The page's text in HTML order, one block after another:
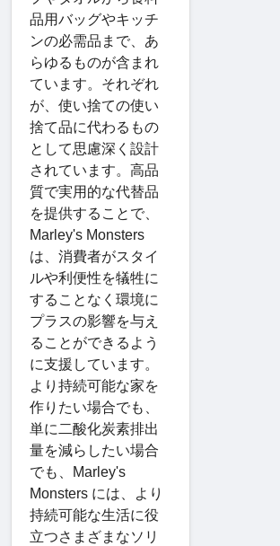
品用バッグやキッチ
ンの必需品まで、あ
らゆるものが含まれ
ています。それぞれ
が、使い捨ての使い
捨て品に代わるもの
として思慮深く設計
されています。高品
質で実用的な代替品
を提供することで、
Marley's Monsters
は、消費者がスタイ
ルや利便性を犠牲に
することなく環境に
プラスの影響を与え
ることができるよう
に支援しています。
より持続可能な家を
作りたい場合でも、
単に二酸化炭素排出
量を減らしたい場合
でも、Marley's
Monsters には、より
持続可能な生活に役
立つさまざまなソリ